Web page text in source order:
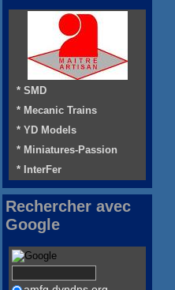
* SMD
* Mecanic Trains
* YD Models
* Miniatures-Passion
* InterFer
Rechercher avec
Google